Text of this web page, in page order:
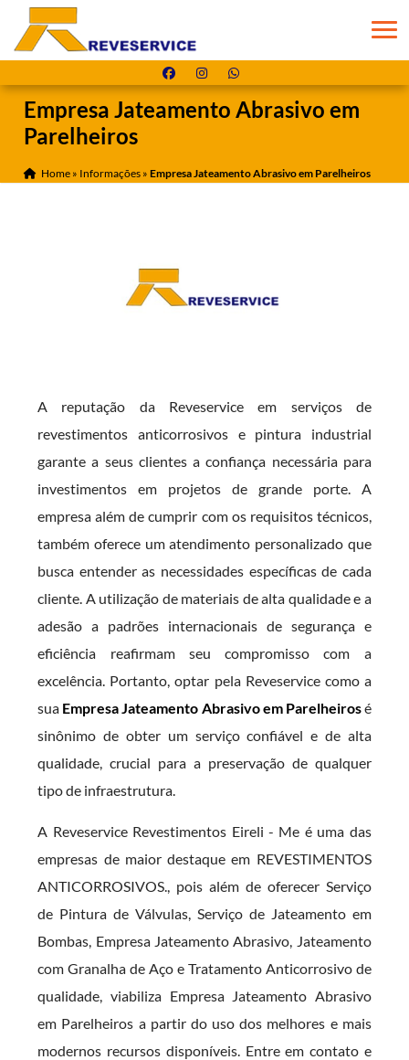
Empresa Jateamento Abrasivo em
Parelheiros
Home » Informações »Empresa Jateamento Abrasivo em Parelheiros
A reputação da Reveservice em serviços de
revestimentos anticorrosivos e pintura industrial
garante a seus clientes a confiança necessária para
investimentos em projetos de grande porte. A
empresa além de cumprir com os requisitos técnicos,
também oferece um atendimento personalizado que
busca entender as necessidades específicas de cada
cliente. A utilização de materiais de alta qualidade e a
adesão a padrões internacionais de segurança e
eficiência reafirmam seu compromisso com a
excelência. Portanto, optar pela Reveservice como a
sua Empresa Jateamento Abrasivo em Parelheirosé
sinônimo de obter um serviço confiável e de alta
qualidade, crucial para a preservação de qualquer
tipo de infraestrutura.
A Reveservice Revestimentos Eireli - Me é uma das
empresas de maior destaque em REVESTIMENTOS
ANTICORROSIVOS., pois além de oferecer Serviço
de Pintura de Válvulas, Serviço de Jateamento em
Bombas, Empresa Jateamento Abrasivo, Jateamento
com Granalha de Aço e Tratamento Anticorrosivo de
qualidade, viabiliza Empresa Jateamento Abrasivo
em Parelheiros a partir do uso dos melhores e mais
modernos recursos disponíveis. Entre em contato e